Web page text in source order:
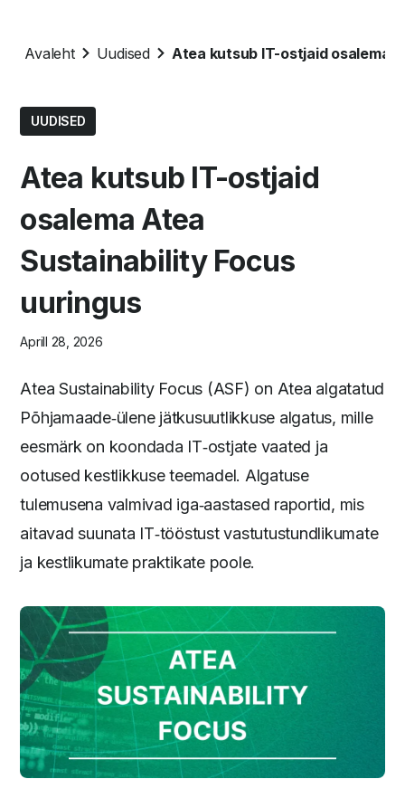
Avaleht Uudised Atea kutsub IT-ostjaid osalema
UUDISED
Atea kutsub IT-ostjaid
osalema Atea
Sustainability Focus
uuringus
Aprill 28, 2026
Atea Sustainability Focus (ASF) on Atea algatatud
Põhjamaade‑ülene jätkusuutlikkuse algatus, mille
eesmärk on koondada IT‑ostjate vaated ja
ootused kestlikkuse teemadel. Algatuse
tulemusena valmivad iga‑aastased raportid, mis
aitavad suunata IT‑tööstust vastutustundlikumate
ja kestlikumate praktikate poole.